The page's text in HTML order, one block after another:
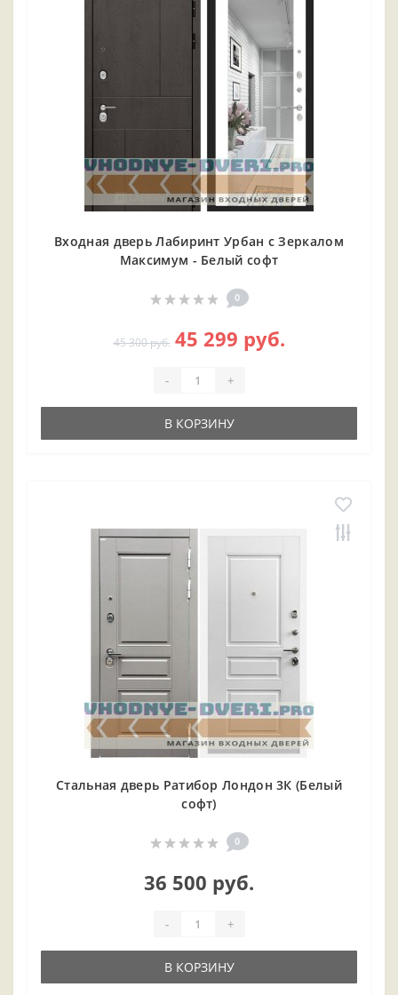
Входная дверь Лабиринт Урбан с Зеркалом
Максимум - Белый софт
0
45 300 руб. 45 299 руб.
- +
В КОРЗИНУ
Стальная дверь Ратибор Лондон 3К (Белый
софт)
0
36 500 руб.
- +
В КОРЗИНУ